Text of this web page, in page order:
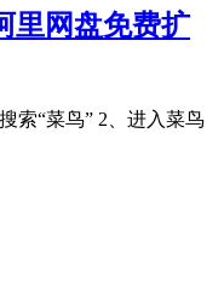
里网盘免费扩
索“菜鸟” 2、进入菜鸟